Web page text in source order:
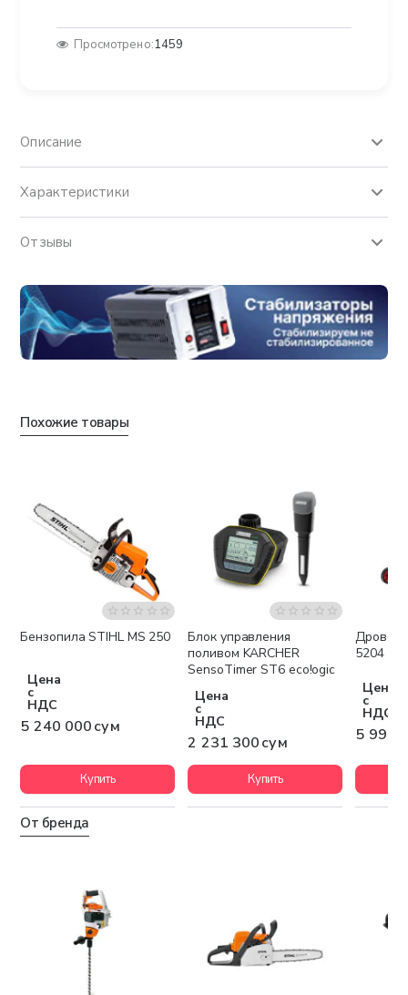
Просмотрено:1459
Описание
Характеристики
Отзывы
Похожие товары
Бесплатная доставка
Бензопила STIHL MS 250
Цена
с
НДС
5 240 000 сум
Купить
Бесплатная доставка
Блок управления
поливом KARCHER
SensoTimer ST6 eco!ogic
Цена
с
НДС
2 231 300 сум
Купить
5204
Цена
с
НДС
5 994
От бренда